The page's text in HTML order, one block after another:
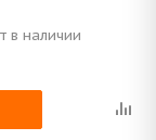
в наличии